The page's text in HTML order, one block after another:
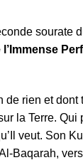
sourate
rien et
la Terre.
veut. Son
Baqarah,